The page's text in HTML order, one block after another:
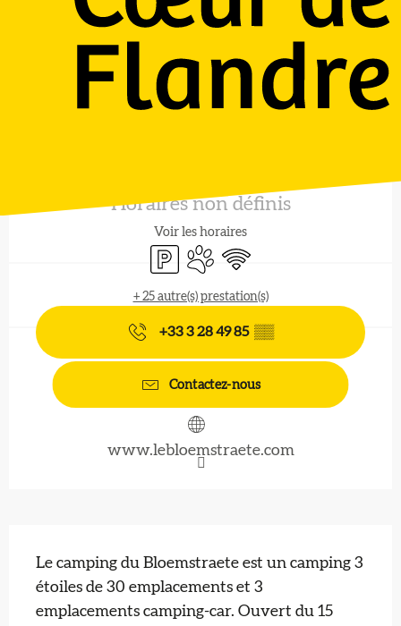
Horaires non définis
Voir les horaires
ParkingAnimaux acceptés
WiFi
+ 25 autre(s) prestation(s)
+33 3 28 49 85 ▒▒
Contactez-nous
www.lebloemstraete.com
Le camping du Bloemstraete est un camping 3
étoiles de 30 emplacements et 3
emplacements camping-car. Ouvert du 15